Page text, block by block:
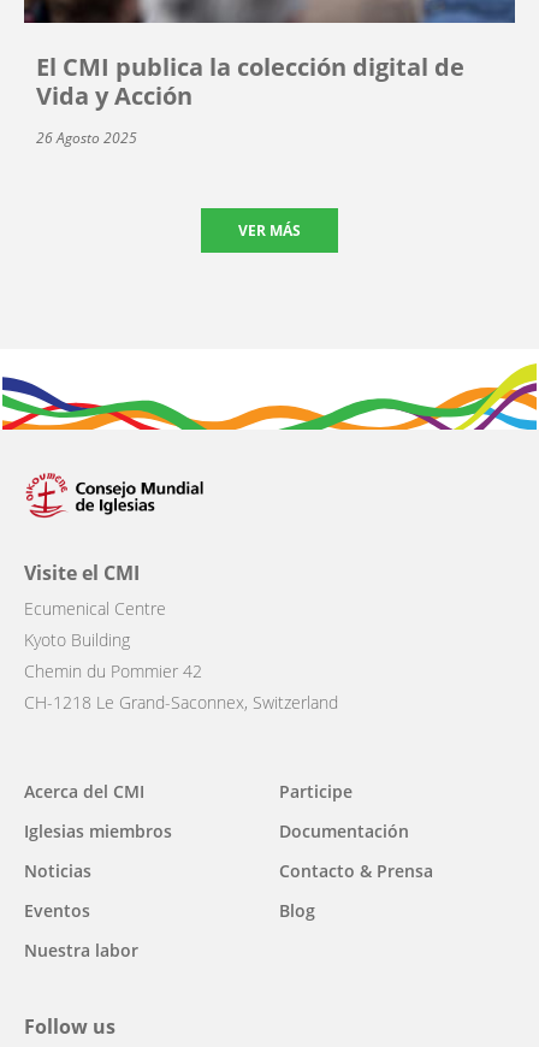
El CMI publica la colección digital de
Vida y Acción
26 Agosto 2025
VER MÁS
Visite el CMI
Ecumenical Centre
Kyoto Building
Chemin du Pommier 42
CH-1218 Le Grand-Saconnex, Switzerland
Main
navigation
Acerca del CMI
Iglesias miembros
Noticias
Eventos
Nuestra labor
Participe
Documentación
Contacto & Prensa
Blog
Follow us